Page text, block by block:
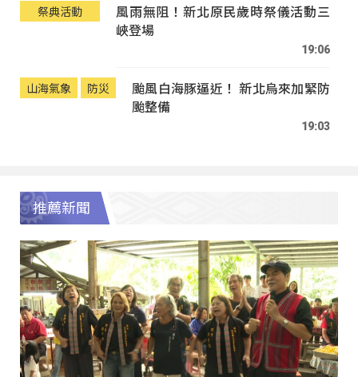
祭典活動
風雨無阻！新北原民歲時祭儀活動三
峽登場
19:06
山海氣象 防災
颱風白海豚逼近！ 新北烏來加緊防
颱整備
19:03
推薦新聞